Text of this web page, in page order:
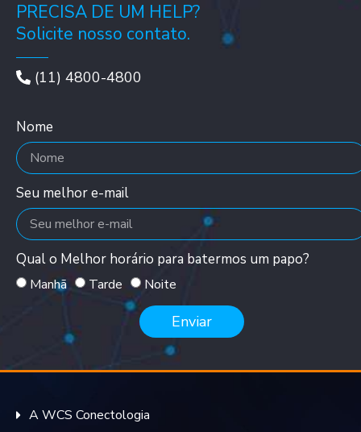
PRECISA DE UM HELP?
Solicite nosso contato.
(11) 4800-4800
Nome
Seu melhor e-mail
Qual o Melhor horário para batermos um papo?
Manhã Tarde Noite
Enviar
A WCS Conectologia